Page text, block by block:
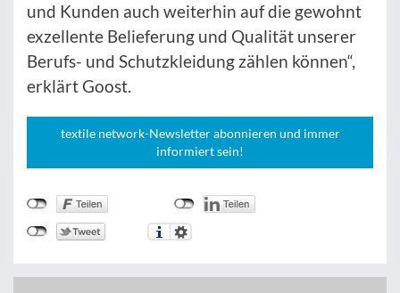
und Kunden auch weiterhin auf die gewohnt
exzellente Belieferung und Qualität unserer
Berufs- und Schutzkleidung zählen können“,
erklärt Goost.
textile network-Newsletter abonnieren und immer
informiert sein!